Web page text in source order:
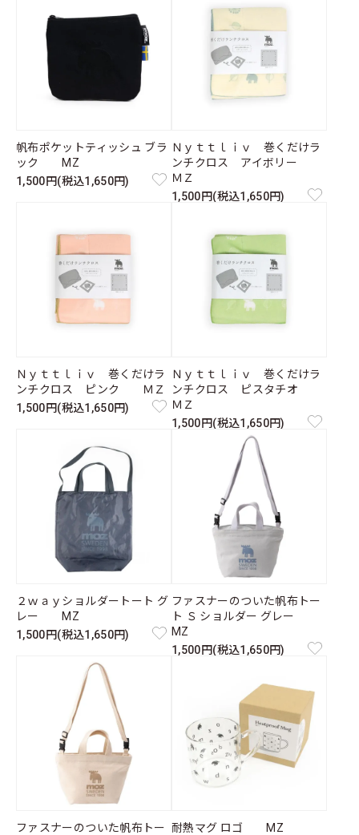
帆布ポケットティッシュ ブラ
ック MZ
1,500円(税込1,650円)
Ｎｙｔｔｌｉｖ 巻くだけラ
ンチクロス アイボリー
ＭＺ
1,500円(税込1,650円)
Ｎｙｔｔｌｉｖ 巻くだけラ
ンチクロス ピンク ＭＺ
1,500円(税込1,650円)
Ｎｙｔｔｌｉｖ 巻くだけラ
ンチクロス ピスタチオ
ＭＺ
1,500円(税込1,650円)
２ｗａｙショルダートート グ
レー MZ
1,500円(税込1,650円)
ファスナーのついた帆布トー
ト Ｓ ショルダー グレー
MZ
1,500円(税込1,650円)
ファスナーのついた帆布トー 耐熱マグ ロゴ MZ